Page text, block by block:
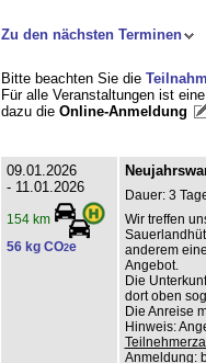
Zu den nächsten Terminen
Bitte beachten Sie die
Für alle Veranstaltungen ist
dazu die Online-Anmeldung
09.01.2026
- 11.01.2026
154 km
56 kg CO2e
Dauer: 3
Wir treffen
anderem
Angebot.
Die
dort oben
Die Anreise
Hinweis:
Anmeldung: